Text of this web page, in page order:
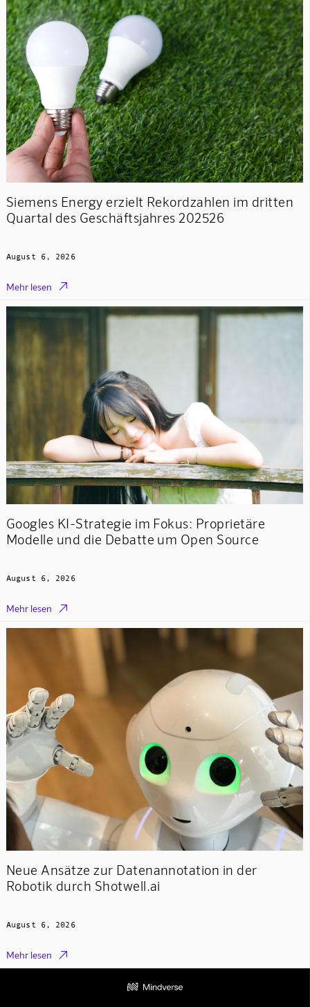
Siemens Energy erzielt Rekordzahlen im dritten
Quartal des Geschäftsjahres 202526
August 6, 2026
Mehr lesen 
Googles KI-Strategie im Fokus: Proprietäre
Modelle und die Debatte um Open Source
August 6, 2026
Mehr lesen 
Neue Ansätze zur Datenannotation in der
Robotik durch Shotwell.ai
August 6, 2026
Mehr lesen 